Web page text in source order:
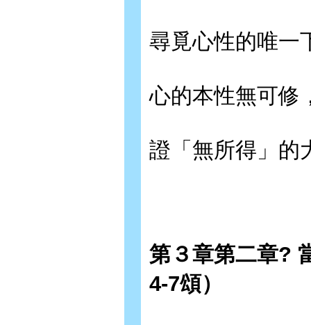
尋覓心性的唯一
心的本性無可修
證「無所得」的
第３章第二章?
4-7頌）